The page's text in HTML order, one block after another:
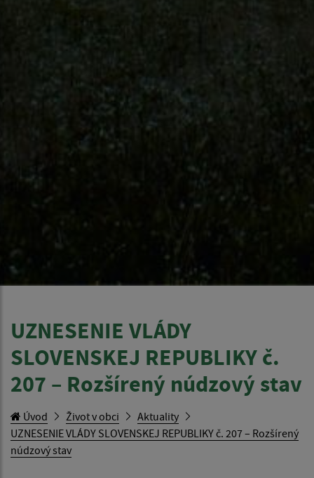
UZNESENIE VLÁDY
SLOVENSKEJ REPUBLIKY č.
207 – Rozšírený núdzový stav
Úvod Život v obci
Aktuality
UZNESENIE VLÁDY SLOVENSKEJ REPUBLIKY č. 207 – Rozšírený
núdzový stav